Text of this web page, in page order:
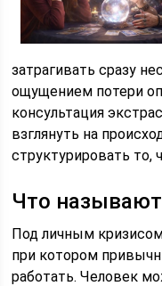
затрагивать сразу
ощущением потери
консультация
взглянуть на
структурировать то,
Что
Под личным
при котором
работать. Человек